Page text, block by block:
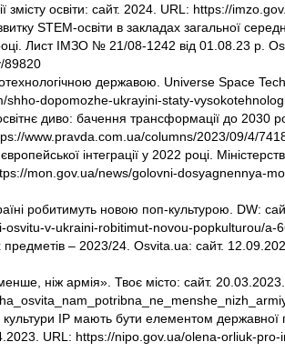
змісту освіти: сайт. 2024. URL: https://
STEM-освіти в закладах загальної
Лист ІМЗО № 21/08-1242 від 01.08.23 р.
89820
державою. Universe Space
shho-dopomozhe-ukrayini-staty-
диво: бачення трансформації до 2030
www.pravda.com.ua/columns/2023/09/4/
інтеграції у 2022 році.
mon.gov.ua/news/golovni-dosyagnennya-
робитимуть новою поп-культурою. DW:
osvitu-v-ukraini-robitimut-novou-popkulturou/a-
предметів – 2023/24. Osvita.ua: сайт.
ніж армія». Твоє місто: сайт.
культури IP мають бути елементом державної
URL: https://nipo.gov.ua/olena-orliuk-pro-